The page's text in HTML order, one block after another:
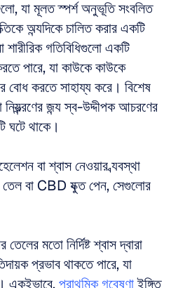
যা মূলত স্পর্শ অনুভূতি সংবলিত
অন্যদিকে চালিত করার একটি
শারীরিক গতিবিধিগুলো একটি
পারে, যা কাউকে কাউকে
করতে সাহায্য করে। বিশেষ
নিয়ন্ত্রণের জন্য স্ব-উদ্দীপক আচরণের
ঘটে থাকে।
বা শ্বাস নেওয়ার ব্যবস্থা
তেল বা CBD যুক্ত পেন, সেগুলোর
তেলের মতো নির্দিষ্ট শ্বাস দ্বারা
প্রভাব থাকতে পারে, যা
একইভাবে, প্রাথমিক গবেষণা ইঙ্গিত